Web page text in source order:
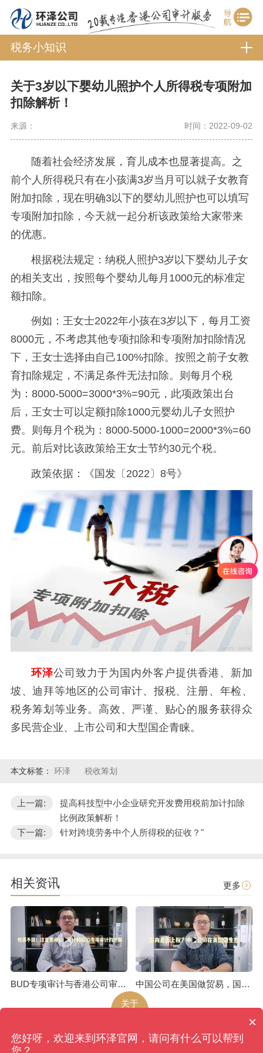
税务小知识
关于3岁以下婴幼儿照护个人所得税专项附加
扣除解析！
来源： 时间：2022-09-02
随着社会经济发展，育儿成本也显著提高。之
前个人所得税只有在小孩满3岁当月可以就子女教育
附加扣除，现在明确3以下的婴幼儿照护也可以填写
专项附加扣除，今天就一起分析该政策给大家带来
的优惠。
根据税法规定：纳税人照护3岁以下婴幼儿子女
的相关支出，按照每个婴幼儿每月1000元的标准定
额扣除。
例如：王女士2022年小孩在3岁以下，每月工资
8000元，不考虑其他专项扣除和专项附加扣除情况
下，王女士选择由自己100%扣除。按照之前子女教
育扣除规定，不满足条件无法扣除。则每月个税
为：8000-5000=3000*3%=90元，此项政策出台
后，王女士可以定额扣除1000元婴幼儿子女照护
费。则每月个税为：8000-5000-1000=2000*3%=60
元。前后对比该政策给王女士节约30元个税。
政策依据：《国发〔2022〕8号》
环泽公司致力于为国内外客户提供香港、新加
坡、迪拜等地区的公司审计、报税、注册、年检、
税务筹划等业务。高效、严谨、贴心的服务获得众
多民营企业、上市公司和大型国企青睐。
本文标签： 环泽 税收筹划
上一篇:
提高科技型中小企业研究开发费用税前加计扣除
比例政策解析！
下一篇:
针对跨境劳务中个人所得税的征收？"
相关资讯 更多
BUD专项审计与香港公司审计是不一样的
中国公司在美国做贸易，国内是否上税呢
关于
环泽版权所有
网站地图
×
您好呀，欢迎来到环泽官网，请问有什么可以帮到